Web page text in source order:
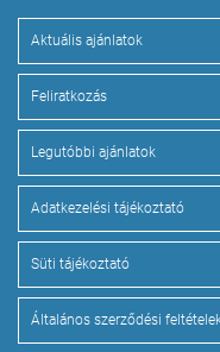
Aktuális ajánlatok
Feliratkozás
Legutóbbi ajánlatok
Adatkezelési tájékoztató
Süti tájékoztató
Általános szerződési